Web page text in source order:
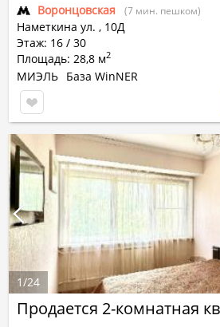
Воронцовская (7 мин. пешком)
Наметкина ул. , 10Д
Этаж: 16 / 30
Площадь: 28,8 м2
МИЭЛЬ База WinNER
Продается 2-комнатная
1/24